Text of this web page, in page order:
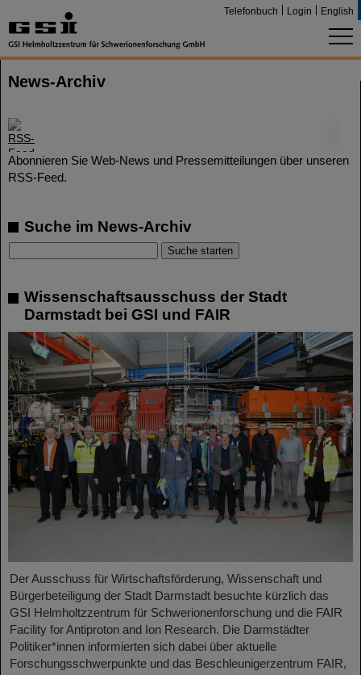
Telefonbuch Login English
News-Archiv
Abonnieren Sie Web-News und Pressemitteilungen über unseren
RSS-Feed.
Suche im News-Archiv
Wissenschaftsausschuss der Stadt
Darmstadt bei GSI und FAIR
Der Ausschuss für Wirtschaftsförderung, Wissenschaft und
Bürgerbeteiligung der Stadt Darmstadt besuchte kürzlich das
GSI Helmholtzzentrum für Schwerionenforschung und die FAIR
Facility for Antiproton and Ion Research. Die Darmstädter
Politiker*innen informierten sich dabei über aktuelle
Forschungsschwerpunkte und das Beschleunigerzentrum FAIR,